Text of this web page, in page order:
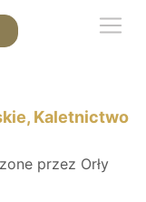
Kaletnictwo
przez Orły